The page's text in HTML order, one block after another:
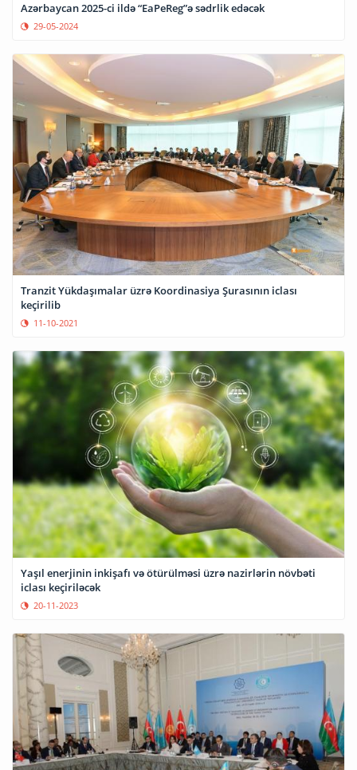
Azərbaycan 2025-ci ildə “EaPeReg”ə sədrlik edəcək
29-05-2024
Tranzit Yükdaşımalar üzrə Koordinasiya Şurasının iclası
keçirilib
11-10-2021
Yaşıl enerjinin inkişafı və ötürülməsi üzrə nazirlərin növbəti
iclası keçiriləcək
20-11-2023